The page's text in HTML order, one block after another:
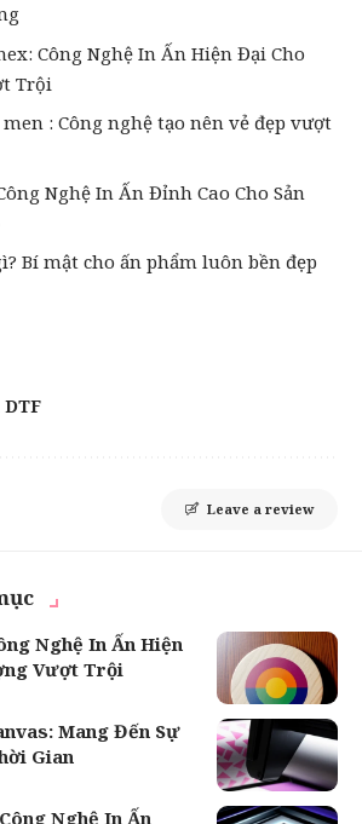
Công Nghệ In Ấn Hiện Đại Cho
Trội
: Công nghệ tạo nên vẻ đẹp vượt
Nghệ In Ấn Đỉnh Cao Cho Sản
Bí mật cho ấn phẩm luôn bền đẹp
DTF
Leave a review
Nghệ In Ấn Hiện
Vượt Trội
Mang Đến Sự
Gian
Nghệ In Ấn